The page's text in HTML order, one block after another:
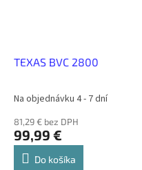
TEXAS BVC 2800
Na objednávku 4 - 7 dní
81,29 € bez DPH
99,99 €
Do košíka